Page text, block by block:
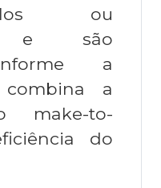
ou
e são
a
combina a
make-to-
do